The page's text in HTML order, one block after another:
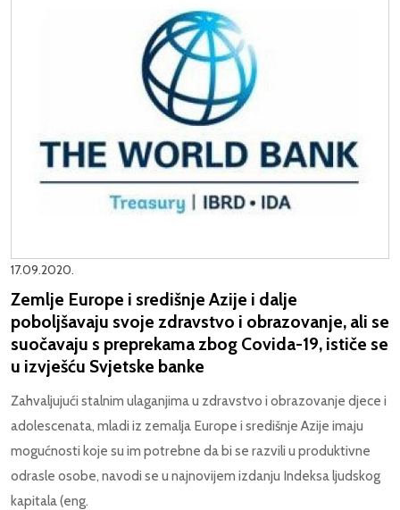
17.09.2020.
Zemlje Europe i središnje Azije i dalje
poboljšavaju svoje zdravstvo i obrazovanje, ali se
suočavaju s preprekama zbog Covida-19, ističe se
u izvješću Svjetske banke
Zahvaljujući stalnim ulaganjima u zdravstvo i obrazovanje djece i
adolescenata, mladi iz zemalja Europe i središnje Azije imaju
mogućnosti koje su im potrebne da bi se razvili u produktivne
odrasle osobe, navodi se u najnovijem izdanju Indeksa ljudskog
kapitala (eng.